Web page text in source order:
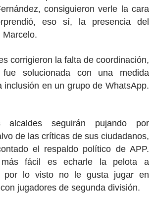
consiguieron verle la cara
eso sí, la presencia del
Marcelo.
corrigieron la falta de coordinación,
solucionada con una medida
inclusión en un grupo de WhatsApp.
seguirán pujando por
de las críticas de sus ciudadanos,
el respaldo político de APP.
fácil es echarle la pelota a
por lo visto no le gusta jugar en
jugadores de segunda división.